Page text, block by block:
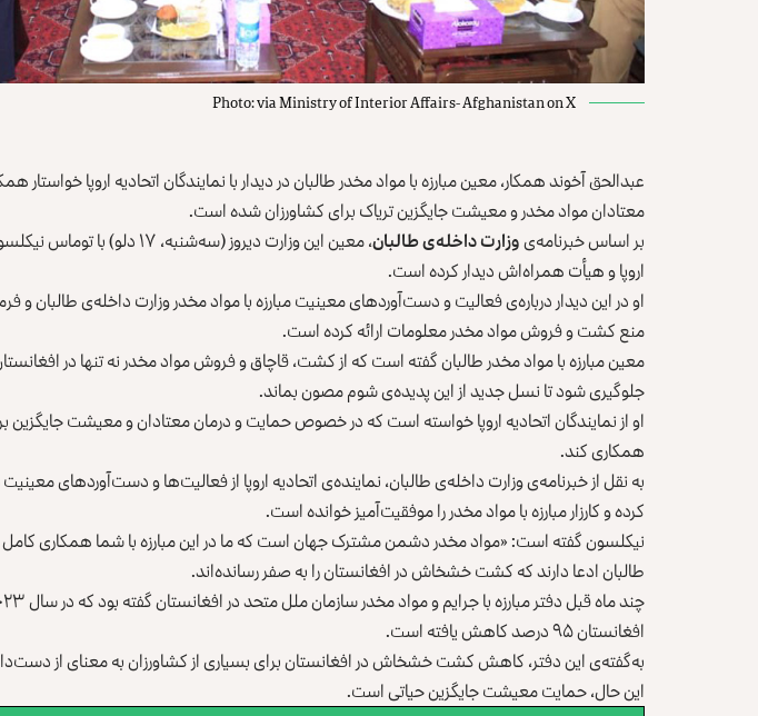
Photo: via Ministry of Interior Affairs- Afghanistan on X
عبدالحق آخوند همکار، معین مبارزه با مواد مخدر طالبان در دیدار با نمایندگان اتحادیه اروپا خواستار
معتادان مواد مخدر و معیشت جایگزین تریاک برای کشاورزان شده است.
بر اساس خبرنامه‌یوزارت داخله‌ی طالبان
، معین این وزارت دیروز (سه‌شنبه، ۱۷
اروپا و هیأت همراه‌اش دیدار کرده است.
او در این دیدار درباره‌ی فعالیت و دست‌آوردهای معینیت مبارزه با مواد مخدر وزارت داخله‌ی طالبان و
منع کشت و فروش مواد مخدر معلومات ارائه کرده است.
معین مبارزه با مواد مخدر طالبان گفته است که از کشت، قاچاق و فروش مواد مخدر نه تنها در
جلوگیری شود تا نسل جدید از این پدیده‌ی شوم مصون بماند.
او از نمایندگان اتحادیه اروپا خواسته است که در خصوص حمایت و درمان معتادان و معیشت جایگزین
همکاری کند.
به نقل از خبرنامه‌ی وزارت داخله‌ی طالبان، نماینده‌ی اتحادیه اروپا از فعالیت‌ها و دست‌آوردهای
کرده و کارزار مبارزه با مواد مخدر را موفقیت‌آمیز خوانده است.
نیکلسون گفته است: «مواد مخدر دشمن مشترک جهان است که ما در این مبارزه با شما همکاری
طالبان ادعا دارند که کشت خشخاش در افغانستان را به صفر رسانده‌اند.
افغانستان ۹۵ درصد کاهش یافته است.
به‌گفته‌ی این دفتر، کاهش کشت خشخاش در افغانستان برای بسیاری از کشاورزان به‌ معنای از
این حال، حمایت معیشت جایگزین حیاتی است.